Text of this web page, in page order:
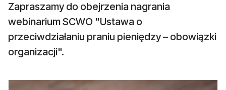
Zapraszamy do obejrzenia nagrania
webinarium SCWO "Ustawa o
przeciwdziałaniu praniu pieniędzy – obowiązki
organizacji".